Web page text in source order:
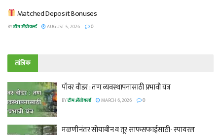
Matched Deposit Bonuses
BYटीम ॲग्रोवर्ल्ड AUGUST 5, 2026 0
तांत्रिक
पॉवर वीडर : तण व्यवस्थापनासाठी प्रभावी यंत्र
BYटीम ॲग्रोवर्ल्ड MARCH 6, 2026 0
मळणीनंतर सोयाबीन व तूर साफसफाईसाठी- स्पायरल